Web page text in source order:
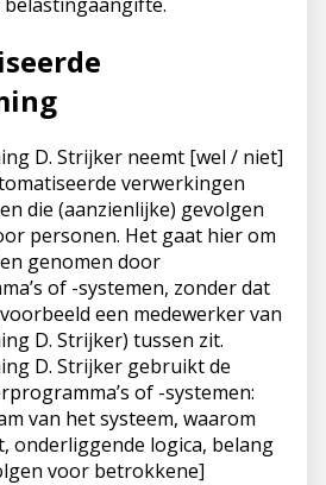
D. Strijker neemt [wel / niet]
verwerkingen
die (aanzienlijke) gevolgen
personen. Het gaat hier om
genomen door
of -systemen, zonder dat
een medewerker van
D. Strijker) tussen zit.
D. Strijker gebruikt de
of -systemen:
van het systeem, waarom
onderliggende logica, belang
voor betrokkene]